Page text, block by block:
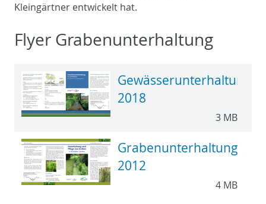
Kleingärtner entwickelt hat.
Flyer Grabenunterhaltung
Gewässerunterhaltung
2018
3 MB
Grabenunterhaltung
2012
4 MB